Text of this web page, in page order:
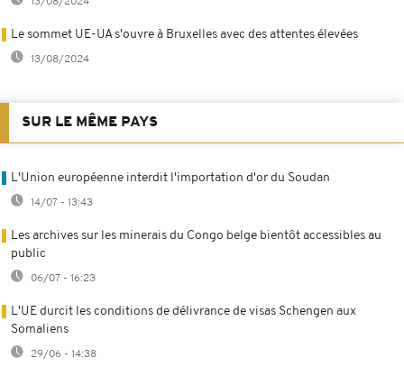
Le sommet UE-UA s'ouvre à Bruxelles avec des attentes élevées
13/08/2024
SUR LE MÊME PAYS
L'Union européenne interdit l'importation d'or du Soudan
14/07 - 13:43
Les archives sur les minerais du Congo belge bientôt accessibles au
public
06/07 - 16:23
L'UE durcit les conditions de délivrance de visas Schengen aux
Somaliens
29/06 - 14:38